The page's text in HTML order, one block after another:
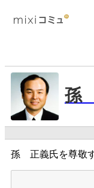
孫
孫 正義氏を尊敬